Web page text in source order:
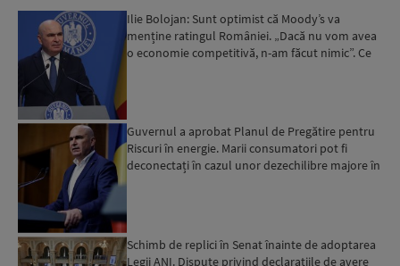
Ilie Bolojan: Sunt optimist că Moody’s va
menține ratingul României. „Dacă nu vom avea
o economie competitivă, n-am făcut nimic”. Ce
Guvernul a aprobat Planul de Pregătire pentru
Riscuri în energie. Marii consumatori pot fi
deconectați în cazul unor dezechilibre majore în
Schimb de replici în Senat înainte de adoptarea
Legii ANI. Dispute privind declarațiile de avere